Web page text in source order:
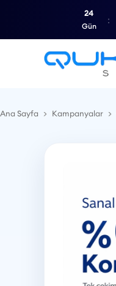
24
Gün
Ana Sayfa Kampanyalar